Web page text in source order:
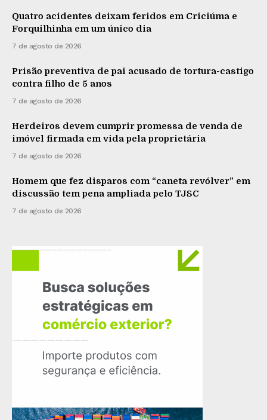
Quatro acidentes deixam feridos em Criciúma e
Forquilhinha em um único dia
7 de agosto de 2026
Prisão preventiva de pai acusado de tortura-castigo
contra filho de 5 anos
7 de agosto de 2026
Herdeiros devem cumprir promessa de venda de
imóvel firmada em vida pela proprietária
7 de agosto de 2026
Homem que fez disparos com “caneta revólver” em
discussão tem pena ampliada pelo TJSC
7 de agosto de 2026